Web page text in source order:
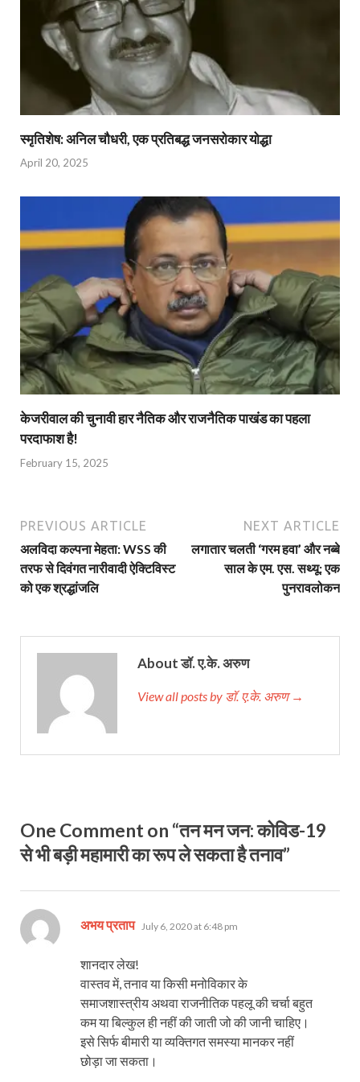
स्मृतिशेष: अनिल चौधरी, एक प्रतिबद्ध जनसरोकार योद्धा​
April 20, 2025
केजरीवाल की चुनावी हार नैतिक और राजनैतिक पाखंड का पहला
परदाफाश है!
February 15, 2025
PREVIOUS ARTICLE
अलविदा कल्पना मेहता: WSS की
तरफ से दिवंगत नारीवादी ऐक्टिविस्ट
को एक श्रद्धांजलि
NEXT ARTICLE
लगातार चलती ‘गरम हवा’ और नब्बे
साल के एम. एस. सथ्यू: एक
पुनरावलोकन
About डॉ. ए.के. अरुण
View all posts by डॉ. ए.के. अरुण →
One Comment on “तन मन जन: कोविड-19
से भी बड़ी महामारी का रूप ले सकता है तनाव”
अभय प्रताप says:
July 6, 2020 at 6:48 pm
शानदार लेख!
वास्तव में, तनाव या किसी मनोविकार के
समाजशास्त्रीय अथवा राजनीतिक पहलू की चर्चा बहुत
कम या बिल्कुल ही नहीं की जाती जो की जानी चाहिए।
इसे सिर्फ बीमारी या व्यक्तिगत समस्या मानकर नहीं
छोड़ा जा सकता।